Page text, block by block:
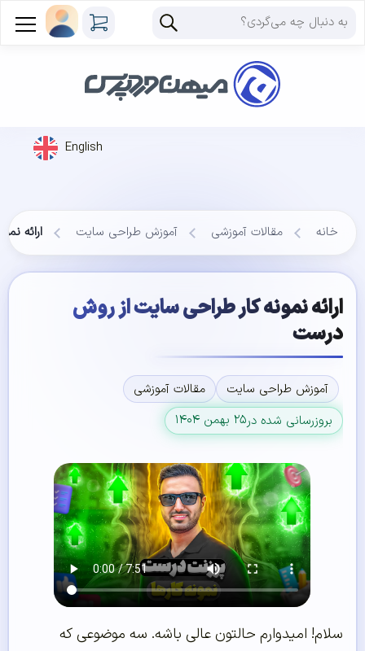
English
خانه مقالات آموزشی آموزش طراحی سایت ارائه
ارائه نمونه کار طراحی سایت از روش
درست
آموزش طراحی سایت
مقالات آموزشی
بروزرسانی شده در۲۵ بهمن ۱۴۰۴
سلام! امیدوارم حالتون عالی باشه. سه موضوعی که